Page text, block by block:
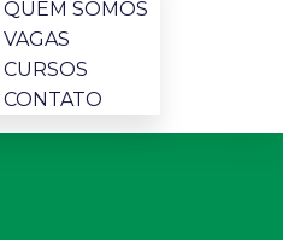
QUEM SOMOS
VAGAS
CURSOS
CONTATO